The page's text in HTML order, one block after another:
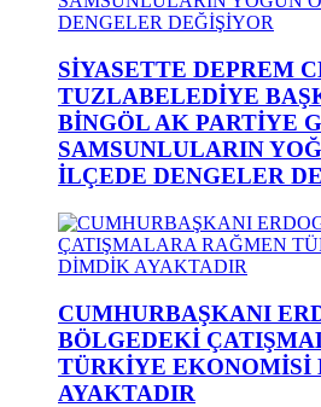
SİYASETTE DEPREM
TUZLABELEDİYE
BİNGÖL AK PARTİYE
SAMSUNLULARIN
İLÇEDE DENGELER
CUMHURBAŞKANI
BÖLGEDEKİ
TÜRKİYE EKONOMİSİ
AYAKTADIR